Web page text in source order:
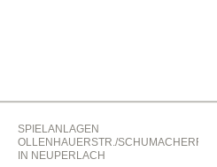
SPIELANLAGEN
OLLENHAUERSTR./SCHUMACHERRING
IN NEUPERLACH